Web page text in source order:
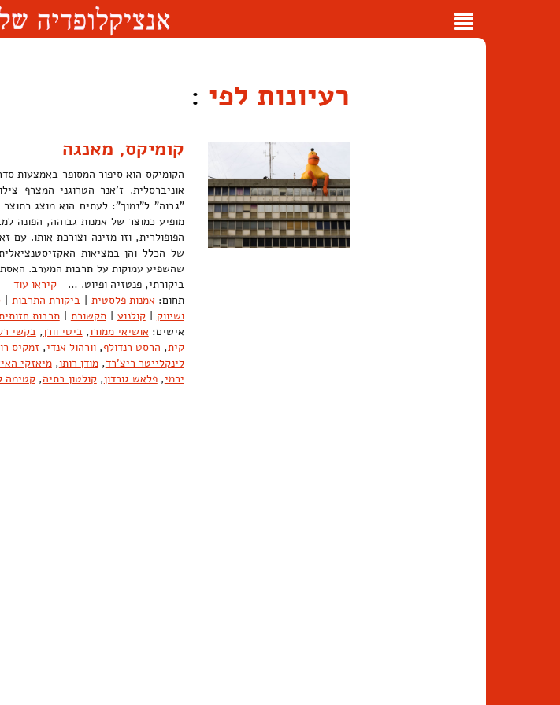
Toggle
רעיונות לפי :
קומיקס, מאנגה
הקומיקס הוא סיפור המסופר באמצעות
אוניברסלית. ז'אנר הטרוגני המצרף
"גבוה" ל"נמוך": לעתים הוא מוצג
מופיע כמוצר של אמנות גבוהה, הפונה
הפופולרית, וזו מזינה וצורכת אותו.
של הכלל והן במציאות
שהשפיע עמוקות על תרבות המערב.
ביקורתי, פנטזיה ופיוט. …קיראו עוד
תחום: אמנות פלסטית | ביקורת התרבות |
ושיווק | קולנוע | תקשורת | תרבות
אישים: אושיאי ממורו,ביטי וורן,בקשי
קית, הרסט רנדולף,וורהול אנדי,זמקיס
לינקלייטר ריצ'רד,מודן רותו,מיאזקי
ירמי,פלאש גורדון,קולטון בתיה,קטימה